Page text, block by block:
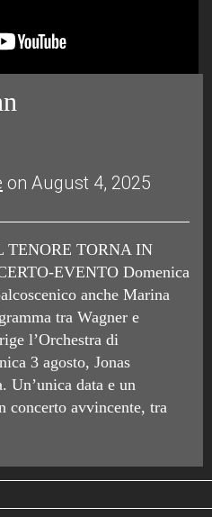
on August 4, 2025
TORNA IN
EVENTO Domenica
anche Marina
tra Wagner e
l’Orchestra di
3 agosto, Jonas
Un’unica data e un
concerto avvincente, tra